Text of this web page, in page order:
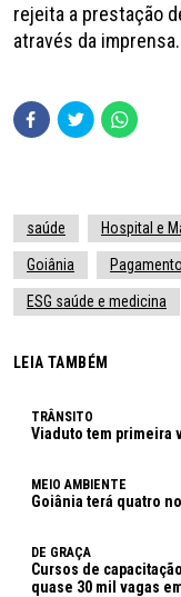
rejeita a prestação
através da imprensa.
saúde Hospital e
Goiânia Pagamento
ESG saúde e medicina
LEIA TAMBÉM
TRÂNSITO
Viaduto tem primeira
MEIO AMBIENTE
Goiânia terá quatro
DE GRAÇA
Cursos de
quase 30 mil vagas